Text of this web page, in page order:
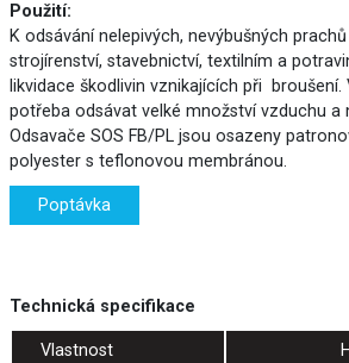
Použití:
K odsávání nelepivých, nevýbušných
strojírenství, stavebnictví, textilním a
likvidace škodlivin vznikajících při broušení.
potřeba odsávat velké množství vzduchu a
Odsavače SOS FB/PL jsou osazeny
polyester s teflonovou membránou.
Poptávka
Technická specifikace
Vlastnost